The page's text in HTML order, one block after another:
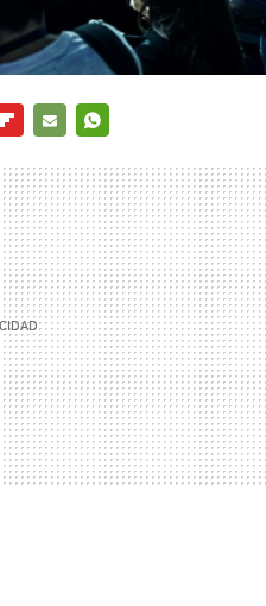
MAIL